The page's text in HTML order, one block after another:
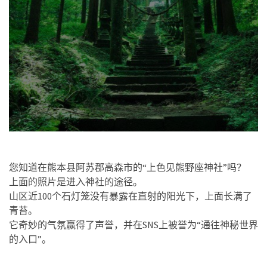
您知道在熊本县阿苏郡高森市的“上色见熊野座神社”吗？
上面的照片是进入神社的途径。
山区近100个石灯笼没有暴露在直射的阳光下，上面长满了
青苔。
它奇妙的气氛赢得了声誉，并在SNS上被誉为“通往神秘世界
的入口”。